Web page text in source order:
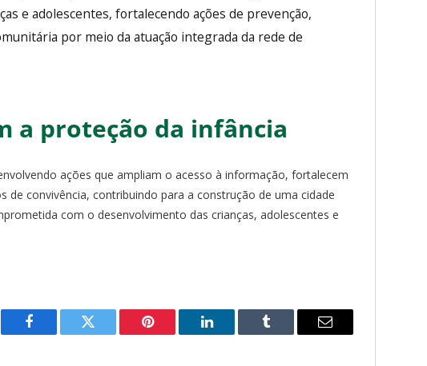
e adolescentes, fortalecendo ações de prevenção,
por meio da atuação integrada da rede de
a proteção da infância
ações que ampliam o acesso à informação, fortalecem
de convivência, contribuindo para a construção de uma cidade
com o desenvolvimento das crianças, adolescentes e
Facebook Twitter Pinterest LinkedIn Tumblr Email